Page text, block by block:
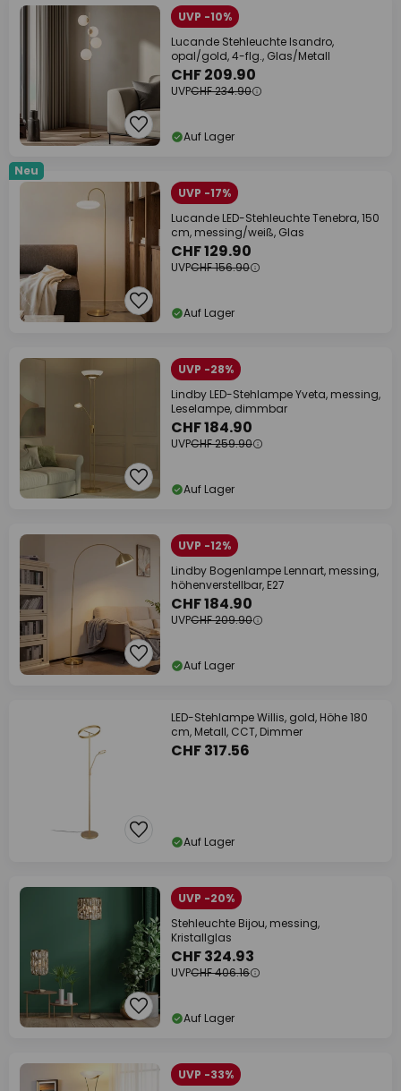
UVP -10%
Lucande Stehleuchte Isandro,
opal/gold, 4-flg., Glas/Metall
CHF 209.90
UVPCHF 234.90
Auf Lager
Neu
UVP -17%
Lucande LED-Stehleuchte Tenebra, 150
cm, messing/weiß, Glas
CHF 129.90
UVPCHF 156.90
Auf Lager
UVP -28%
Lindby LED-Stehlampe Yveta, messing,
Leselampe, dimmbar
CHF 184.90
UVPCHF 259.90
Auf Lager
UVP -12%
Lindby Bogenlampe Lennart, messing,
höhenverstellbar, E27
CHF 184.90
UVPCHF 209.90
Auf Lager
LED-Stehlampe Willis, gold, Höhe 180
cm, Metall, CCT, Dimmer
CHF 317.56
Auf Lager
UVP -20%
Stehleuchte Bijou, messing,
Kristallglas
CHF 324.93
UVPCHF 406.16
Auf Lager
UVP -33%